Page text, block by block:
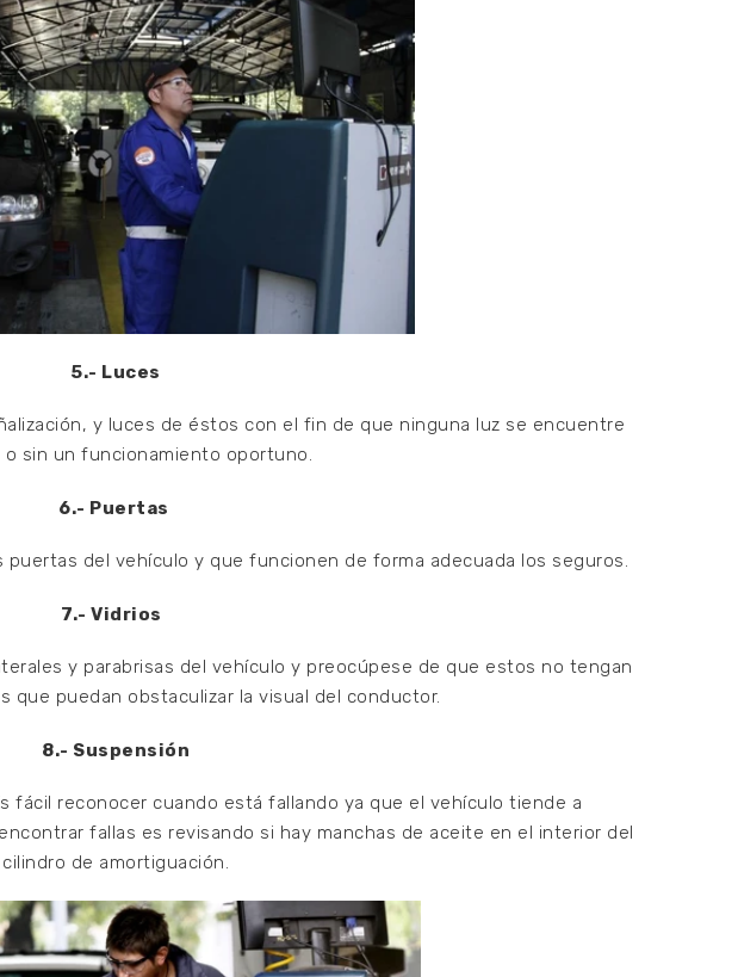
5.- Luces
y luces de éstos con el fin de que ninguna luz se encuentre
o sin un funcionamiento oportuno.
6.- Puertas
del vehículo y que funcionen de forma adecuada los seguros.
7.- Vidrios
y parabrisas del vehículo y preocúpese de que estos no tengan
que puedan obstaculizar la visual del conductor.
8.- Suspensión
fácil reconocer cuando está fallando ya que el vehículo tiende a
fallas es revisando si hay manchas de aceite en el interior del
cilindro de amortiguación.